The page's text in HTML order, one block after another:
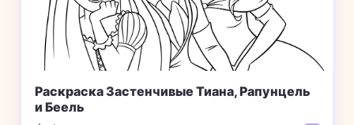
Раскраска Застенчивые Тиана, Рапунцель
и Беель